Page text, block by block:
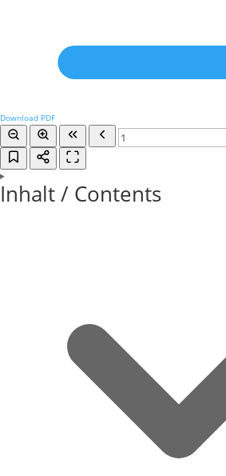
Download PDF
Inhalt / Contents